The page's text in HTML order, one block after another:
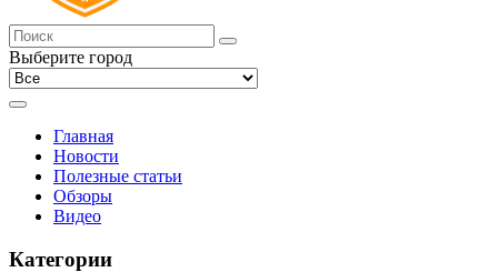
Выберите город
Главная
Новости
Полезные статьи
Обзоры
Видео
Категории